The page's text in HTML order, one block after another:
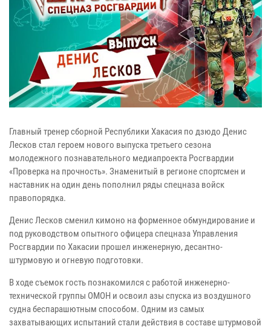
Главный тренер сборной Республики Хакасия по дзюдо Денис
Лесков стал героем нового выпуска третьего сезона
молодежного познавательного медиапроекта Росгвардии
«Проверка на прочность». Знаменитый в регионе спортсмен и
наставник на один день пополнил ряды спецназа войск
правопорядка.
Денис Лесков сменил кимоно на форменное обмундирование и
под руководством опытного офицера спецназа Управления
Росгвардии по Хакасии прошел инженерную, десантно-
штурмовую и огневую подготовки.
В ходе съемок гость познакомился с работой инженерно-
технической группы ОМОН и освоил азы спуска из воздушного
судна беспарашютным способом. Одним из самых
захватывающих испытаний стали действия в составе штурмовой